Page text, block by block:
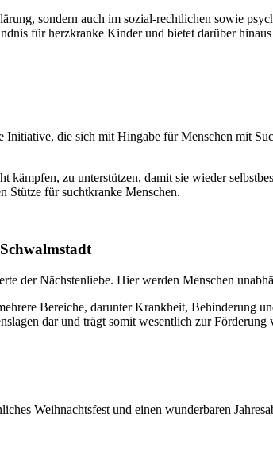
sondern auch im sozial-rechtlichen sowie
für herzkranke Kinder und bietet darüber
die sich mit Hingabe für Menschen mit
zu unterstützen, damit sie wieder
Stütze für suchtkranke Menschen.
der Nächstenliebe. Hier werden Menschen
Bereiche, darunter Krankheit, Behinderung
dar und trägt somit wesentlich zur
Weihnachtsfest und einen wunderbaren